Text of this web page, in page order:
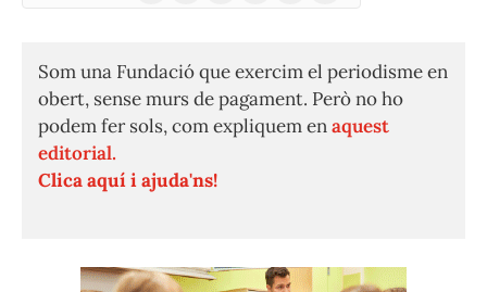
Som una Fundació que exercim el periodisme en
obert, sense murs de pagament. Però no ho
podem fer sols, com expliquem enaquest
editorial.
Clica aquí i ajuda'ns!